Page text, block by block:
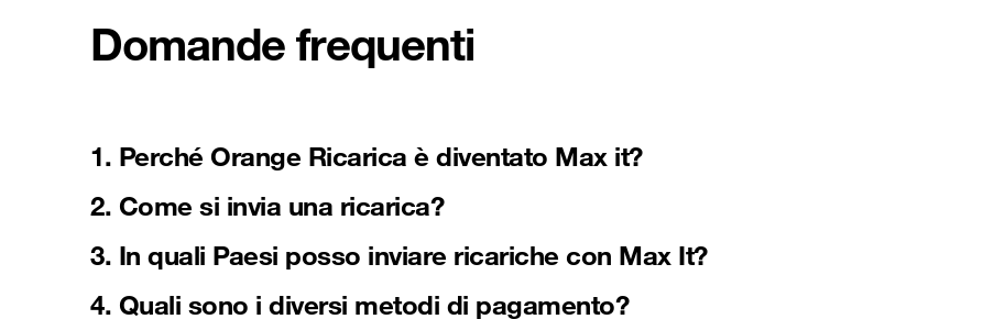
Domande frequenti
1. Perché Orange Ricarica è diventato Max it?
2. Come si invia una ricarica?
3. In quali Paesi posso inviare ricariche con Max It?
4. Quali sono i diversi metodi di pagamento?